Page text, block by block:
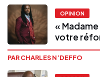
OPINION
«
votre
PAR CHARLES N’DEFFO